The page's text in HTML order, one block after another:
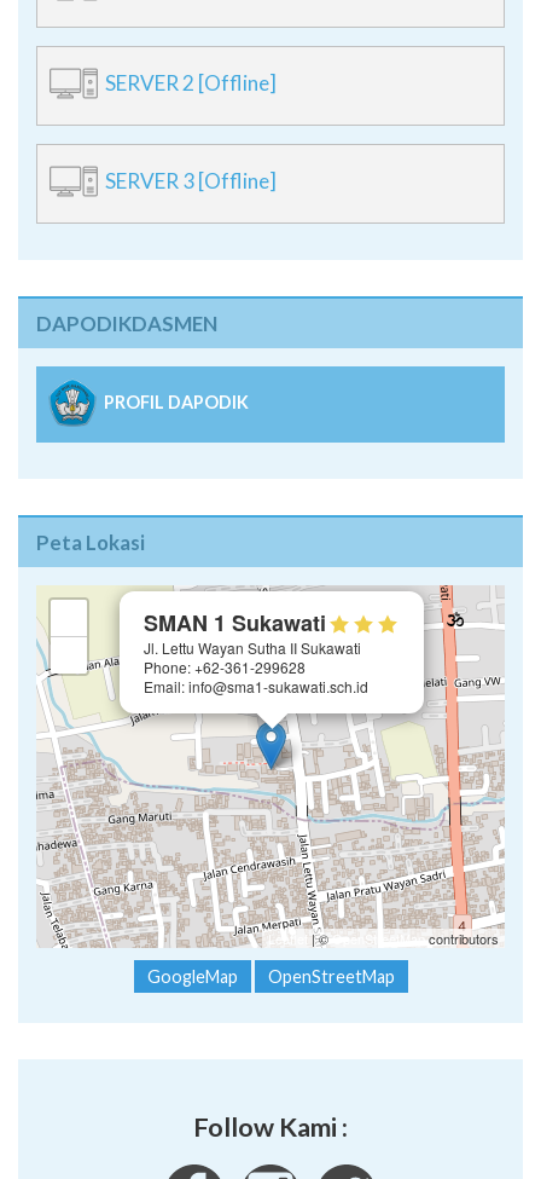
SERVER 2 [Offline]
SERVER 3 [Offline]
DAPODIKDASMEN
PROFIL DAPODIK
Peta Lokasi
SMAN 1 Sukawati
Jl. Lettu Wayan Sutha II Sukawati
Phone: +62-361-299628
Email: info@sma1-sukawati.sch.id
Leaflet | ©OpenStreetMap contributors
GoogleMap OpenStreetMap
Follow Kami :